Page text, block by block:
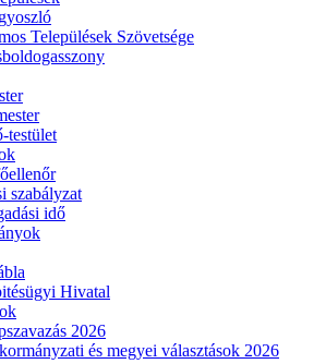
Települések Szövetsége
testület
szabályzat
idő
Hivatal
2026
és megyei választások 2026